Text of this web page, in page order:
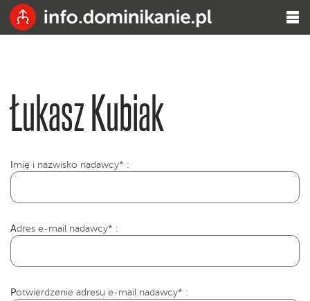
Łukasz Kubiak
mię i nazwisko nadawcy* :
Adres e-mail nadawcy* :
Potwierdzenie adresu e-mail nadawcy* :